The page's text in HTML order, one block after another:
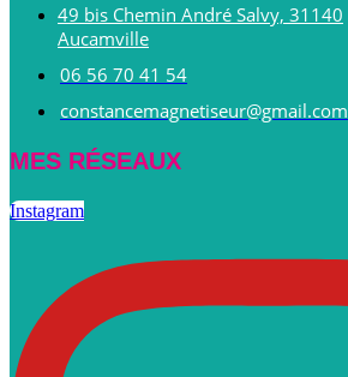
49 bis Chemin André Salvy, 31140
Aucamville
06 56 70 41 54
constancemagnetiseur@gmail.com
MES RÉSEAUX
Instagram